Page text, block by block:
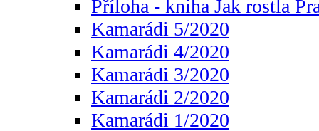
Příloha - kniha Jak rostla
Kamarádi 5/2020
Kamarádi 4/2020
Kamarádi 3/2020
Kamarádi 2/2020
Kamarádi 1/2020